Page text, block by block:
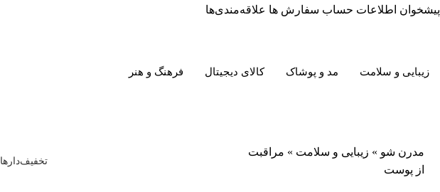
پیشخوان اطلاعات حساب سفارش ها علاقه‌مندی‌ها
زیبایی و سلامت مد و پوشاک کالای دیجیتال فرهنگ و هنر
مدرن شو » زیبایی و سلامت » مراقبت
از پوست
تخفیف‌دارها